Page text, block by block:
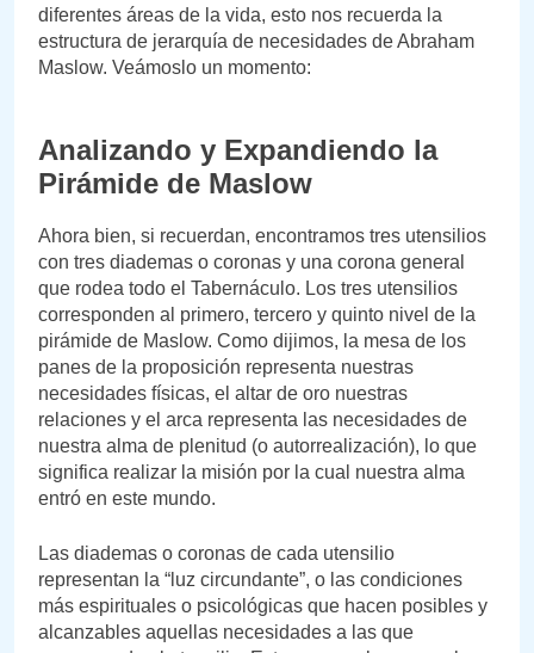
diferentes áreas de la vida, esto nos recuerda la
estructura de jerarquía de necesidades de Abraham
Maslow. Veámoslo un momento:
Analizando y Expandiendo la
Pirámide de Maslow
Ahora bien, si recuerdan, encontramos tres utensilios
con tres diademas o coronas y una corona general
que rodea todo el Tabernáculo. Los tres utensilios
corresponden al primero, tercero y quinto nivel de la
pirámide de Maslow. Como dijimos, la mesa de los
panes de la proposición representa nuestras
necesidades físicas, el altar de oro nuestras
relaciones y el arca representa las necesidades de
nuestra alma de plenitud (o autorrealización), lo que
significa realizar la misión por la cual nuestra alma
entró en este mundo.
Las diademas o coronas de cada utensilio
representan la “luz circundante”, o las condiciones
más espirituales o psicológicas que hacen posibles y
alcanzables aquellas necesidades a las que